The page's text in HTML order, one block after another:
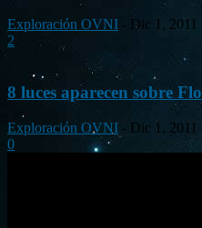
Exploración OVNI - Dic 1, 2011
2
8 luces aparecen sobre
Exploración OVNI - Dic 1, 2011
0